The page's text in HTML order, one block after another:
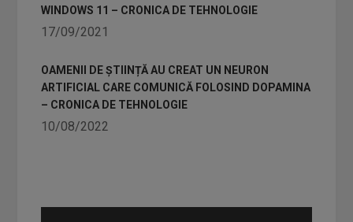
WINDOWS 11 – CRONICA DE TEHNOLOGIE
17/09/2021
OAMENII DE ȘTIINȚĂ AU CREAT UN NEURON
ARTIFICIAL CARE COMUNICĂ FOLOSIND DOPAMINA
– CRONICA DE TEHNOLOGIE
10/08/2022